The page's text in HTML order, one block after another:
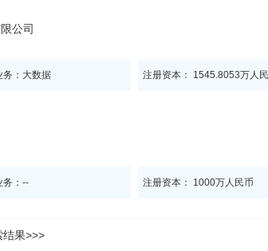
公司
务：大数据 注册资本： 1545.8053万人
务：-- 注册资本： 1000万人民币
结果>>>